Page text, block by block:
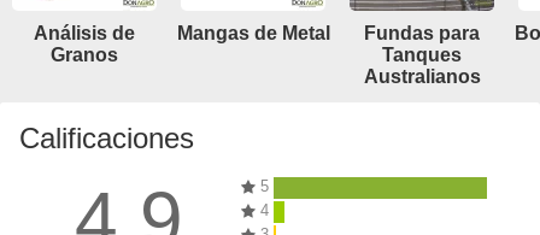
Análisis de
Granos
Mangas de Metal
Fundas para
Tanques
Australianos
Calificaciones
5
4